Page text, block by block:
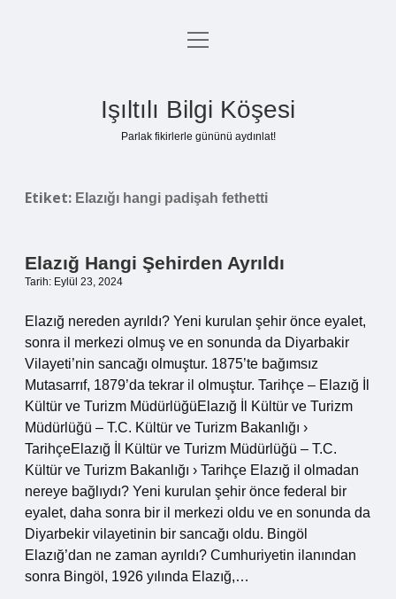
Anasayfa
Yasal Uyarı
menüyü
Işıltılı Bilgi Köşesi
Parlak fikirlerle gününü aydınlat!
Etiket: Elazığı hangi padişah fethetti
Elazığ Hangi Şehirden Ayrıldı
Tarih: Eylül 23, 2024
Elazığ nereden ayrıldı? Yeni kurulan şehir önce eyalet,
sonra il merkezi olmuş ve en sonunda da Diyarbakir
Vilayeti’nin sancağı olmuştur. 1875’te bağımsız
Mutasarrıf, 1879’da tekrar il olmuştur. Tarihçe – Elazığ İl
Kültür ve Turizm MüdürlüğüElazığ İl Kültür ve Turizm
Müdürlüğü – T.C. Kültür ve Turizm Bakanlığı ›
TarihçeElazığ İl Kültür ve Turizm Müdürlüğü – T.C.
Kültür ve Turizm Bakanlığı › Tarihçe Elazığ il olmadan
nereye bağlıydı? Yeni kurulan şehir önce federal bir
eyalet, daha sonra bir il merkezi oldu ve en sonunda da
Diyarbekir vilayetinin bir sancağı oldu. Bingöl
Elazığ’dan ne zaman ayrıldı? Cumhuriyetin ilanından
sonra Bingöl, 1926 yılında Elazığ,…